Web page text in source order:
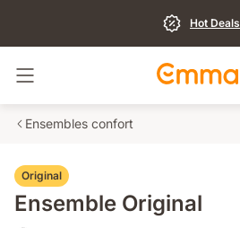
Hot Deals
Basculer la navigation
Ensembles confort
Original
Ensemble Original